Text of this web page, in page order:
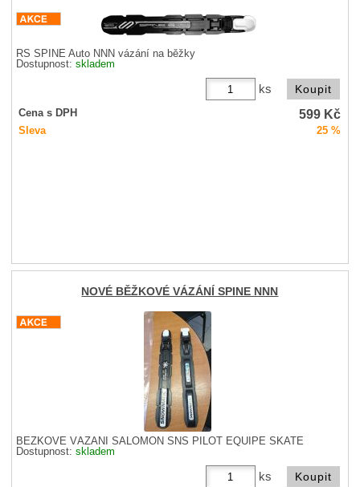
RS SPINE Auto NNN vázání na běžky
Dostupnost:skladem
ks
Cena s DPH 599 Kč
Sleva 25 %
NOVÉ BĚŽKOVÉ VÁZÁNÍ SPINE NNN
BĚŽKOVÉ VÁZÁNÍ SALOMON SNS PILOT EQUIPE SKATE
Dostupnost:skladem
ks